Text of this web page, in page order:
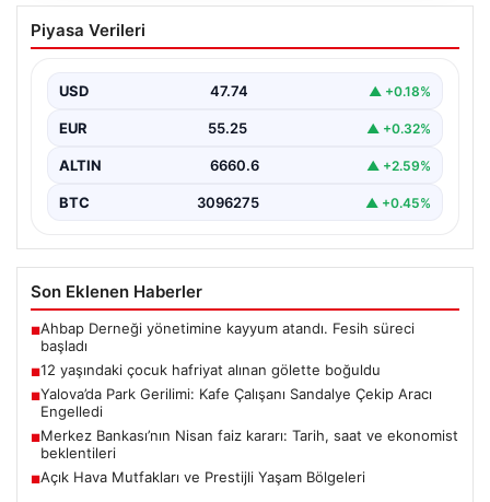
12 yaşındaki çocuk hafriyat alınan
gölette boğuldu
Oluşan Gölette Boğuldu", "content": "Erzurum’un Oltu
ilçesinde…
Piyasa Verileri
USD 47.74 ▲ +0.18%
EUR 55.25 ▲ +0.32%
ALTIN 6660.6 ▲ +2.59%
BTC 3096275 ▲ +0.45%
Son Eklenen Haberler
■Ahbap Derneği yönetimine kayyum atandı. Fesih süreci
başladı
■12 yaşındaki çocuk hafriyat alınan gölette boğuldu
■Yalova’da Park Gerilimi: Kafe Çalışanı Sandalye Çekip Aracı
Engelledi
■Merkez Bankası’nın Nisan faiz kararı: Tarih, saat ve ekonomist
beklentileri
■Açık Hava Mutfakları ve Prestijli Yaşam Bölgeleri